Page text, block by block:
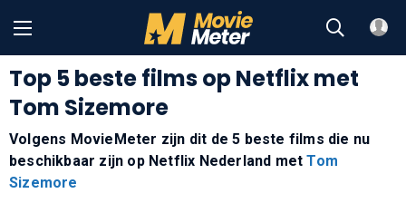
Top 5 beste films op Netflix met
Tom Sizemore
Volgens MovieMeter zijn dit de 5 beste films die nu
beschikbaar zijn op Netflix Nederland metTom
Sizemore